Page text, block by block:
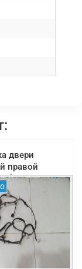
двери
правой
1 2010-